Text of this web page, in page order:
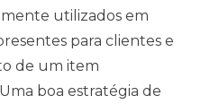
utilizados em
para clientes e
de um item
boa estratégia de